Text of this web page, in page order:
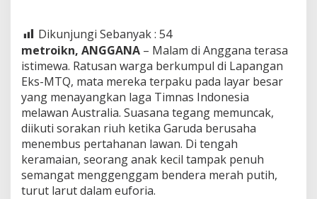
Dikunjungi Sebanyak : 54
metroikn, ANGGANA – Malam di Anggana terasa
istimewa. Ratusan warga berkumpul di Lapangan
Eks-MTQ, mata mereka terpaku pada layar besar
yang menayangkan laga Timnas Indonesia
melawan Australia. Suasana tegang memuncak,
diikuti sorakan riuh ketika Garuda berusaha
menembus pertahanan lawan. Di tengah
keramaian, seorang anak kecil tampak penuh
semangat menggenggam bendera merah putih,
turut larut dalam euforia.